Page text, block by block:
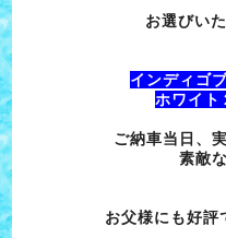
お選びい
インディゴ
ホワイト
ご納車当日、
素敵
お父様にも好評